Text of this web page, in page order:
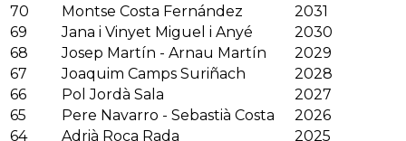
70
Montse Costa Fernández
2031
69
Jana i Vinyet Miguel i Anyé
2030
68
Josep Martín - Arnau Martín
2029
67
Joaquim Camps Suriñach
2028
66
Pol Jordà Sala
2027
65
Pere Navarro - Sebastià Costa
2026
64
Adrià Roca Rada
2025